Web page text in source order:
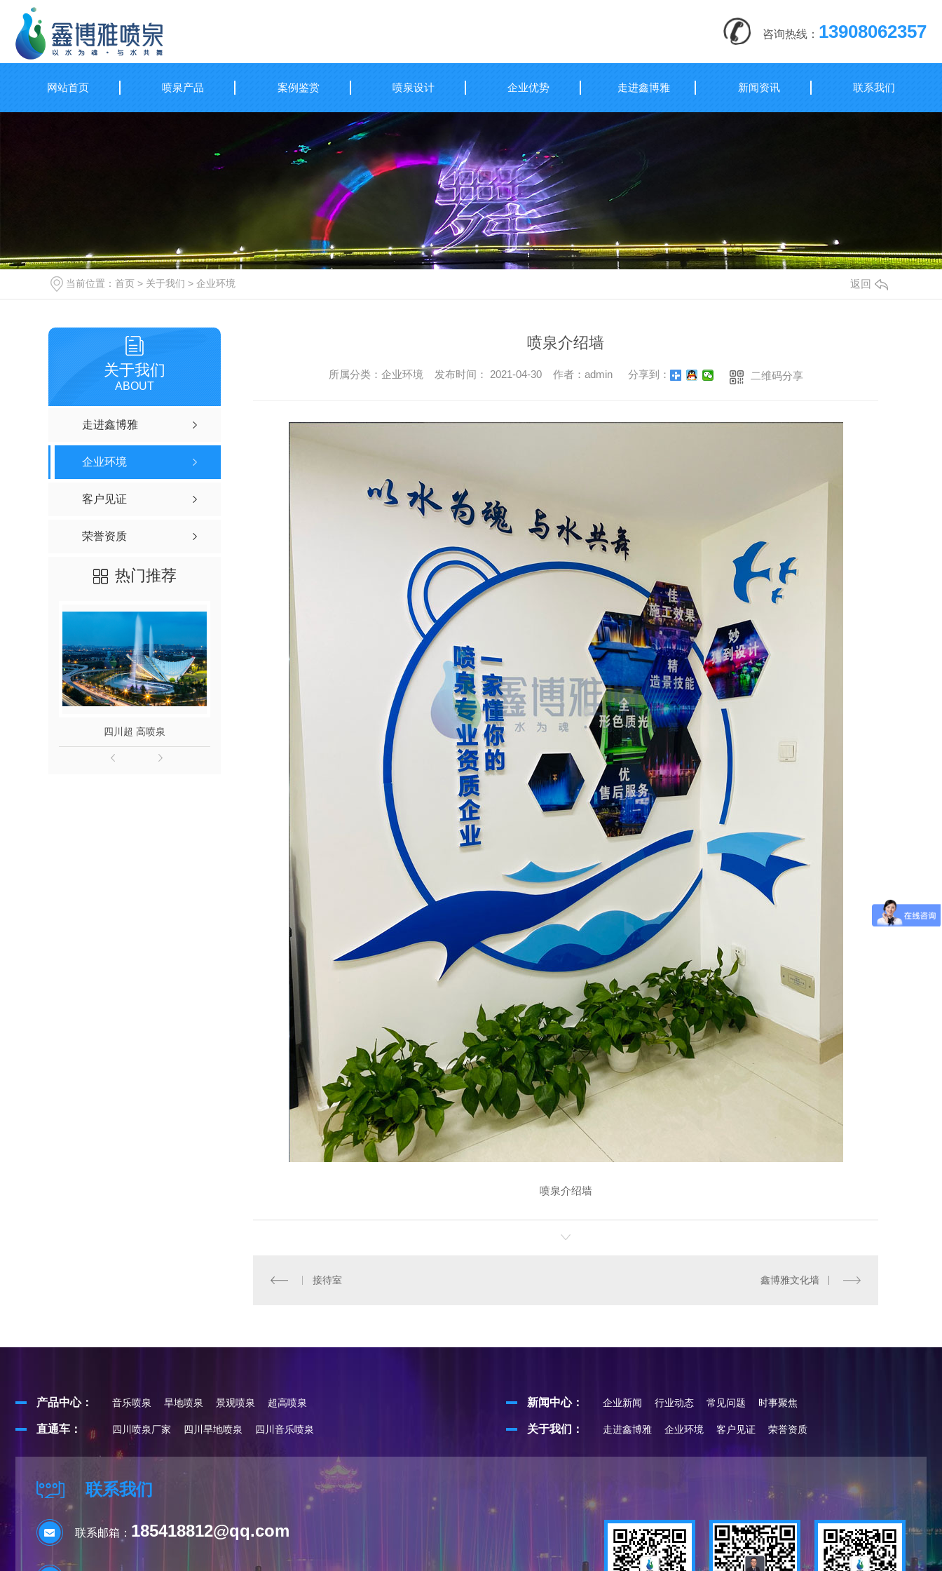
咨询热线： 13908062357
网站首页 喷泉产品 案例鉴赏 喷泉设计 企业优势 走进鑫博雅 新闻资讯 联系我们
当前位置： 首页 > 关于我们 > 企业环境 返回
关于我们
ABOUT
走进鑫博雅
企业环境
客户见证
荣誉资质
热门推荐
四川超 高喷泉 成都趣味互动喷泉 成都旱地喷泉
喷泉介绍墙
所属分类：企业环境 发布时间： 2021-04-30 作者：admin 分享到： 二维码分享
喷泉介绍墙
接待室 鑫博雅文化墙
产品中心： 音乐喷泉 旱地喷泉 景观喷泉 超高喷泉 新闻中心： 企业新闻 行业动态 常见问题 时事聚焦
直通车： 四川喷泉厂家 四川旱地喷泉 四川音乐喷泉 关于我们： 走进鑫博雅 企业环境 客户见证 荣誉资质
联系我们
联系邮箱： 185418812@qq.com